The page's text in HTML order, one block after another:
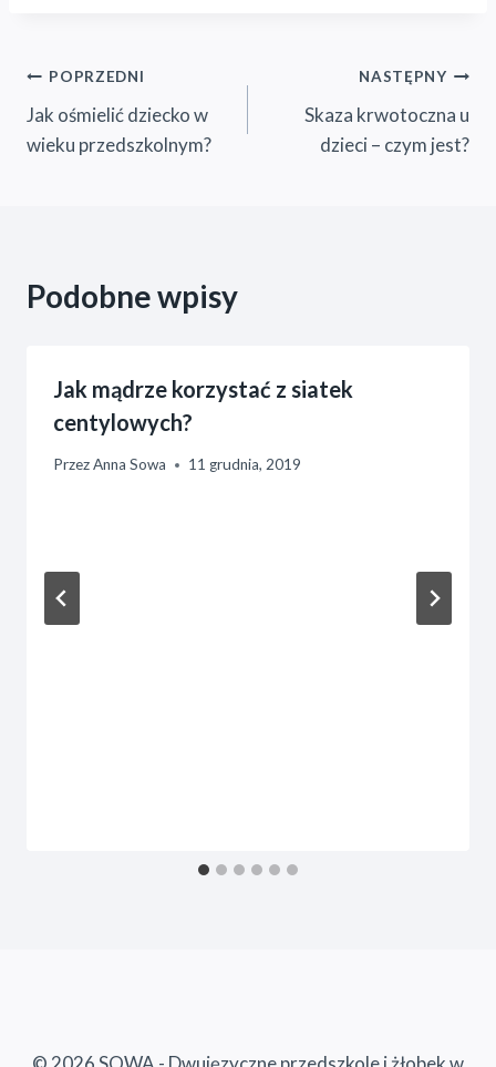
Nawigacja
wpisu
POPRZEDNI
Jak ośmielić dziecko w
wieku przedszkolnym?
NASTĘPNY
Skaza krwotoczna u
dzieci – czym jest?
Podobne wpisy
Jak mądrze korzystać z siatek
centylowych?
PrzezAnna Sowa 11 grudnia, 2019